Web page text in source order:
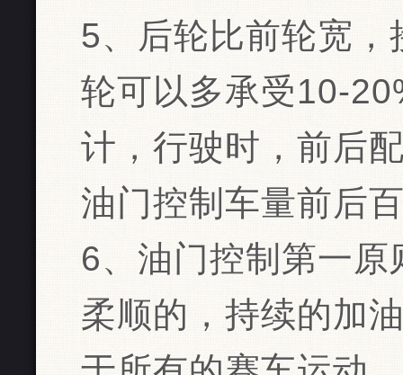
5、后轮比前轮宽
轮可以多承受10-
计，行驶时，前后
油门控制车量前后
6、油门控制第一
柔顺的，持续的加